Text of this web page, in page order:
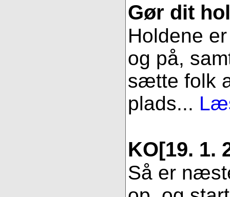
Gør dit
Holdene
og på,
sætte folk
plads...
KO[19. 1.
Så er